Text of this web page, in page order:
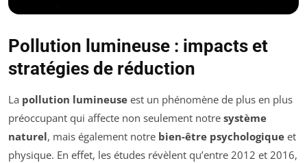
Pollution lumineuse : impacts et
stratégies de réduction
La pollution lumineuse est un phénomène de plus en plus
préoccupant qui affecte non seulement notre système
naturel, mais également notre bien-être psychologique et
physique. En effet, les études révèlent qu’entre 2012 et 2016,